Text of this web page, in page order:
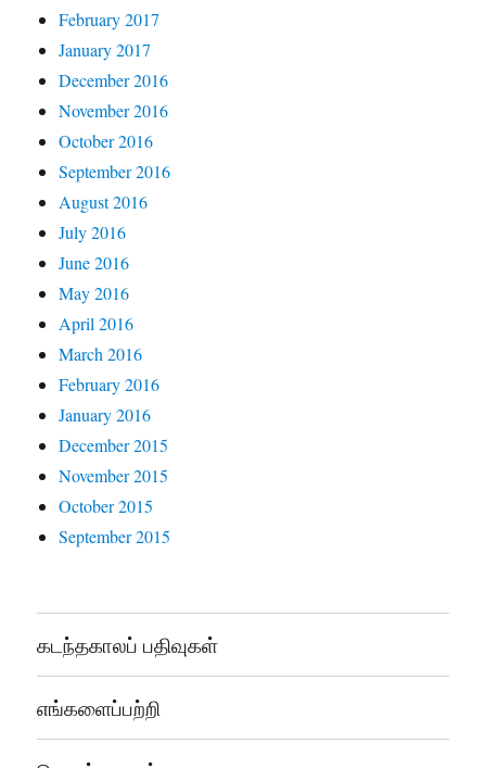
February 2017
January 2017
December 2016
November 2016
October 2016
September 2016
August 2016
July 2016
June 2016
May 2016
April 2016
March 2016
February 2016
January 2016
December 2015
November 2015
October 2015
September 2015
கடந்தகாலப் பதிவுகள்
எங்களைப்பற்றி